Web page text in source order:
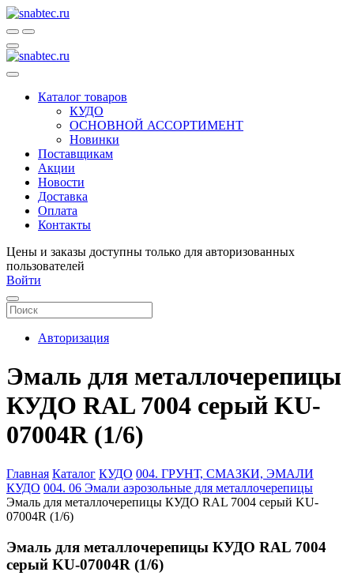
Каталог товаров
КУДО
ОСНОВНОЙ АССОРТИМЕНТ
Новинки
Поставщикам
Акции
Новости
Доставка
Оплата
Контакты
Цены и заказы доступны только для авторизованных
пользователей
Войти
Авторизация
Эмаль для металлочерепицы
КУДО RAL 7004 серый KU-
07004R (1/6)
Главная Каталог КУДО 004. ГРУНТ, СМАЗКИ, ЭМАЛИ
КУДО 004. 06 Эмали аэрозольные для металлочерепицы
Эмаль для металлочерепицы КУДО RAL 7004 серый KU-
07004R (1/6)
Эмаль для металлочерепицы КУДО RAL 7004
серый KU-07004R (1/6)